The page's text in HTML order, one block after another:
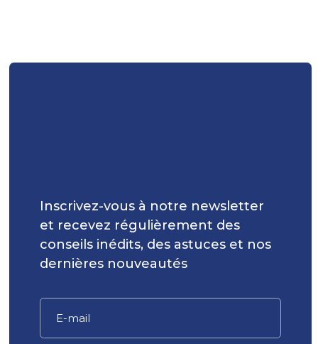
Inscrivez-vous à notre newsletter
et recevez régulièrement des
conseils inédits, des astuces et nos
dernières nouveautés